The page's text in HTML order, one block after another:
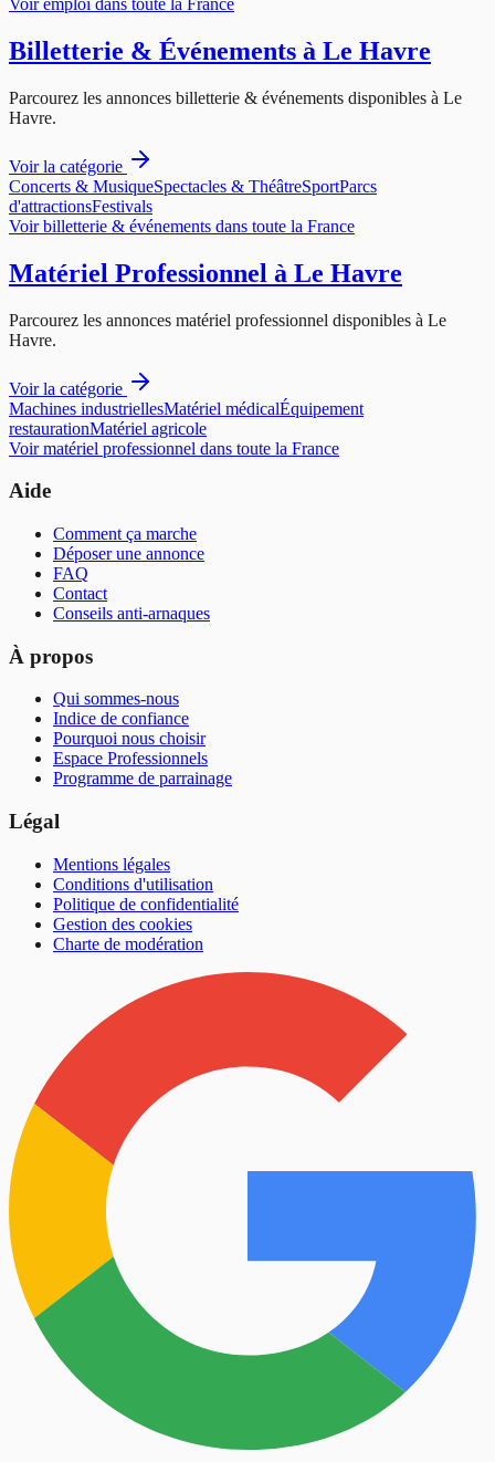
Voiremploi dans toute la France
Billetterie & Événements à Le Havre
Parcourez les annonces billetterie & événements disponibles à Le
Havre.
Voir la catégorie
Concerts & MusiqueSpectacles & ThéâtreSportParcs
d'attractionsFestivals
Voirbilletterie & événements dans toute la France
Matériel Professionnel à Le Havre
Parcourez les annonces matériel professionnel disponibles à Le
Havre.
Voir la catégorie
Machines industriellesMatériel médicalÉquipement
restaurationMatériel agricole
Voirmatériel professionnel dans toute la France
Aide
Comment ça marche
Déposer une annonce
FAQ
Contact
Conseils anti-arnaques
À propos
Qui sommes-nous
Indice de confiance
Pourquoi nous choisir
Espace Professionnels
Programme de parrainage
Légal
Mentions légales
Conditions d'utilisation
Politique de confidentialité
Gestion des cookies
Charte de modération